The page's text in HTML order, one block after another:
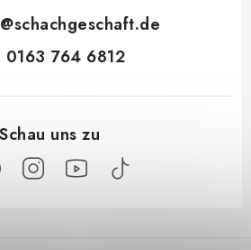
@schachgeschaft.de
0163 764 6812